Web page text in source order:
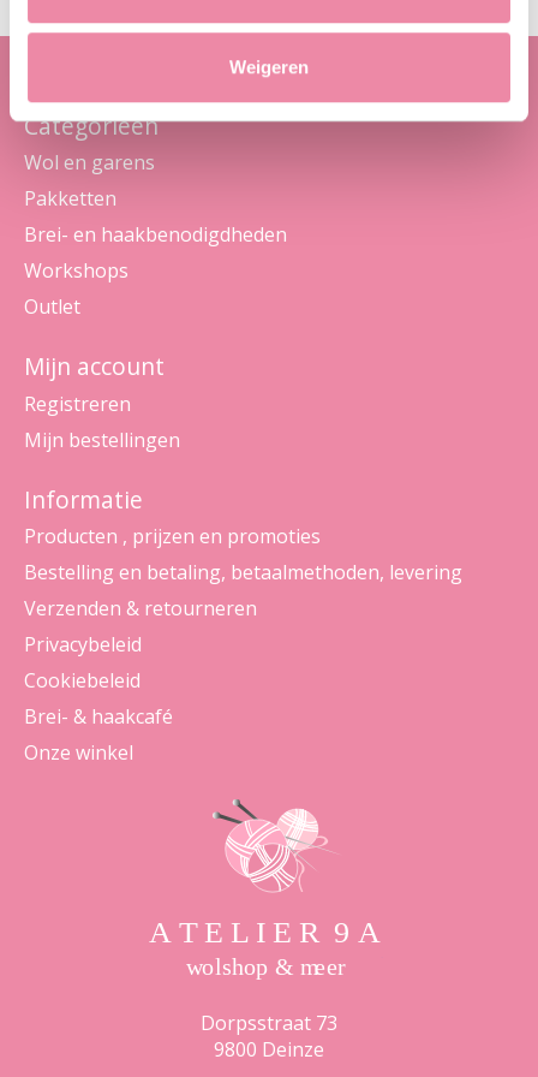
Weigeren
Categorieën
Wol en garens
Pakketten
Brei- en haakbenodigdheden
Workshops
Outlet
Mijn account
Registreren
Mijn bestellingen
Informatie
Producten , prijzen en promoties
Bestelling en betaling, betaalmethoden, levering
Verzenden & retourneren
Privacybeleid
Cookiebeleid
Brei- & haakcafé
Onze winkel
Dorpsstraat 73
9800 Deinze